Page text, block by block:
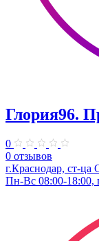
Глория96.
0
0 отзывов
г.Краснодар, ст-ца
Пн-Вс 08:00-18:00,